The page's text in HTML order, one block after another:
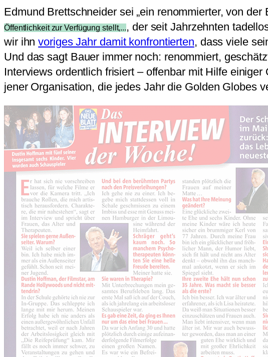
Edmund Brettschneider sei „ein renommierter, von der
Öffentlichkeit zur Verfügung stellt,..., der seit Jahrzehnten
wir ihnvoriges Jahr damit konfrontierten, dass viele
Und das sagt Bauer immer noch: renommiert,
Interviews ordentlich frisiert – offenbar mit Hilfe
jener Organisation, die jedes Jahr die Golden Globes